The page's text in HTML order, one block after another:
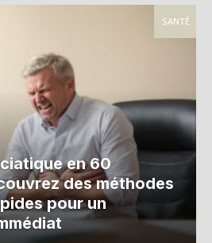
SANTÉ
en 60
des méthodes
pour un